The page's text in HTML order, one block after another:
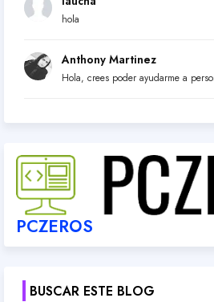
hola
Anthony Martinez
Hola, crees poder ayudarme a
PCZEROS
BUSCAR ESTE BLOG